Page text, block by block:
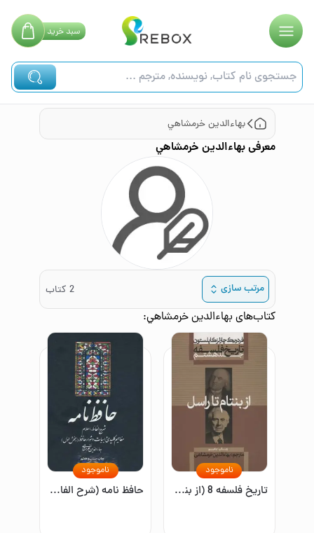
سبدخرید
بهاءالدين خرمشاهي
معرفیبهاءالدين خرمشاهي
مرتب سازی 2 کتاب
کتاب‌های بهاءالدين خرمشاهي:
تاريخ فلسفه 8 (از بنتام تا راسل)
ناموجود
حافظ نامه (شرح الفاظ،اعلام،مفاهيم كليدي و ابيات دشوار حافظ)،(2جلدي)
ناموجود